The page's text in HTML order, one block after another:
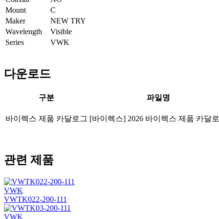
Mount
C
Maker
NEW TRY
Wavelength
Visible
Series
VWK
다운로드
구분 파일명
바이렉스 제품 카달로그 [바이렉스] 2026 바이렉스 제품 카달
관련 제품
VWK
VWTK022-200-111
VWK